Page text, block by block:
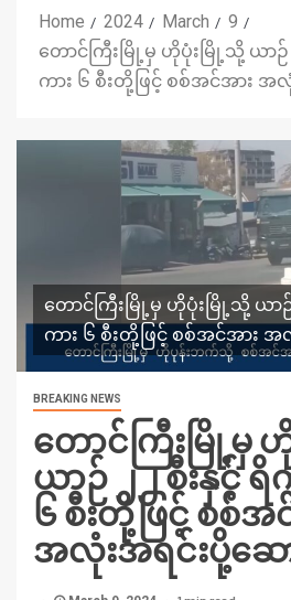
Home 2024 March
9
တောင်ကြီးမြို့မှ ဟိုပုံးမြို့သို့ ယာဉ်
ကား ၆ စီးတို့ဖြင့် စစ်အင်အား အ
တောင်ကြီးမြို့မှ ဟိုပုံးမြို့သို့ ယာဉ်
ကား ၆ စီးတို့ဖြင့် စစ်အင်အား အ
BREAKING NEWS
တောင်ကြီးမြို့မှ
ယာဉ် ၂၂ စီးနှင့် ရိ
၆ စီးတို့ဖြင့် စစ်အ
အလုံးအရင်းပို့ဆေ